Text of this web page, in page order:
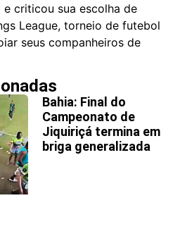
criticou sua escolha de
League, torneio de futebol
seus companheiros de
Bahia: Final do
Campeonato de
Jiquiriçá termina em
briga generalizada